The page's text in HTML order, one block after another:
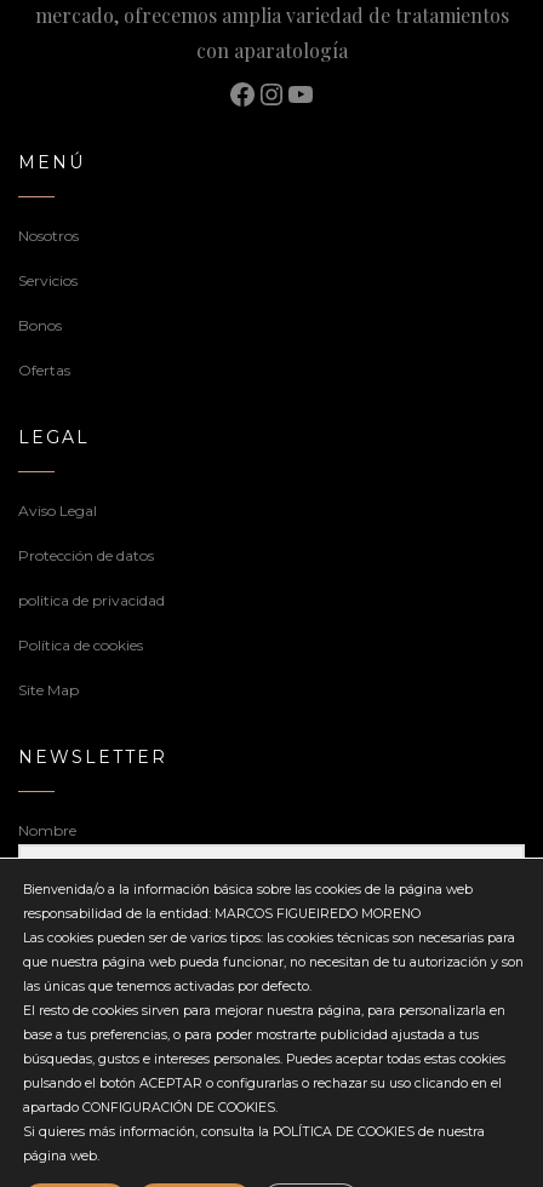
mercado, ofrecemos amplia variedad de tratamientos
con aparatología
Facebook
Instagram
YouTube
MENÚ
Nosotros
Servicios
Bonos
Ofertas
LEGAL
Aviso Legal
Protección de datos
politica de privacidad
Política de cookies
Site Map
NEWSLETTER
Nombre
Dirección de correo electrónico
Enviar
Bienvenida/o a la información básica sobre las cookies de la página web
responsabilidad de la entidad: MARCOS FIGUEIREDO MORENO
Las cookies pueden ser de varios tipos: las cookies técnicas son necesarias para
que nuestra página web pueda funcionar, no necesitan de tu autorización y son
las únicas que tenemos activadas por defecto.
El resto de cookies sirven para mejorar nuestra página, para personalizarla en
base a tus preferencias, o para poder mostrarte publicidad ajustada a tus
búsquedas, gustos e intereses personales. Puedes aceptar todas estas cookies
pulsando el botón ACEPTAR o configurarlas o rechazar su uso clicando en el
apartado CONFIGURACIÓN DE COOKIES.
Si quieres más información, consulta la POLÍTICA DE COOKIES de nuestra
página web.